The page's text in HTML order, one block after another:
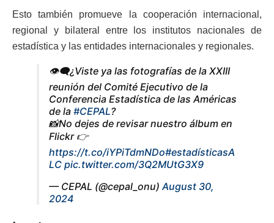
Esto también promueve la cooperación internacional,
regional y bilateral entre los institutos nacionales de
estadística y las entidades internacionales y regionales.
👁‍🗨¿Viste ya las fotografías de la XXIII
reunión del Comité Ejecutivo de la
Conferencia Estadística de las Américas
de la #CEPAL?
📸No dejes de revisar nuestro álbum en
Flickr 👉
https://t.co/iYPiTdmNDo#estadísticasA
LC pic.twitter.com/3Q2MUtG3X9
— CEPAL (@cepal_onu)August 30,
2024